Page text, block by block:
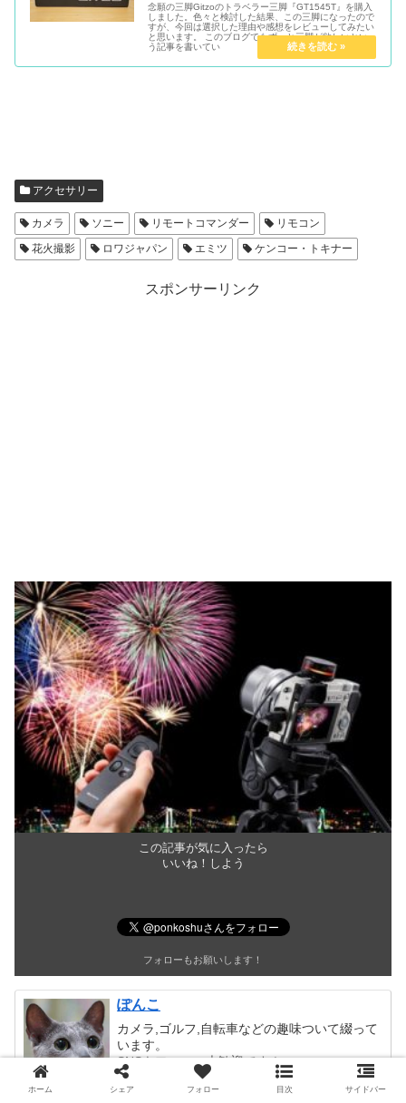
念願の三脚Gitzoのトラベラー三脚『GT1545T』を購入
しました。色々と検討した結果、この三脚になったので
すが、今回は選択した理由や感想をレビューしてみたい
と思います。 このブログでもずっと三脚が欲しいとい
う記事を書いてい
アクセサリー
カメラ ソニー リモートコマンダー
リモコン
花火撮影
ロワジャパン エミツ ケンコー・トキナー
スポンサーリンク
この記事が気に入ったら
いいね！しよう
フォローもお願いします！
ぽんこ
カメラ,ゴルフ,自転車などの趣味ついて綴って
います。
SNSもフォロー大歓迎です！
ホーム シェア フォロー 目次 サイドバー